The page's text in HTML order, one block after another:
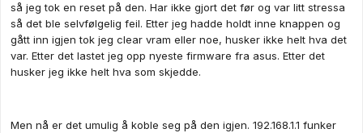
så jeg tok en reset på den. Har ikke gjort det før og var litt stressa
så det ble selvfølgelig feil. Etter jeg hadde holdt inne knappen og
gått inn igjen tok jeg clear vram eller noe, husker ikke helt hva det
var. Etter det lastet jeg opp nyeste firmware fra asus. Etter det
husker jeg ikke helt hva som skjedde.
Men nå er det umulig å koble seg på den igjen. 192.168.1.1 funker